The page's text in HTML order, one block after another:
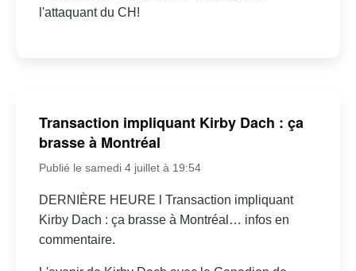
l'attaquant du CH!
Transaction impliquant Kirby Dach : ça
brasse à Montréal
Publié le samedi 4 juillet à 19:54
DERNIÈRE HEURE l Transaction impliquant
Kirby Dach : ça brasse à Montréal… infos en
commentaire.